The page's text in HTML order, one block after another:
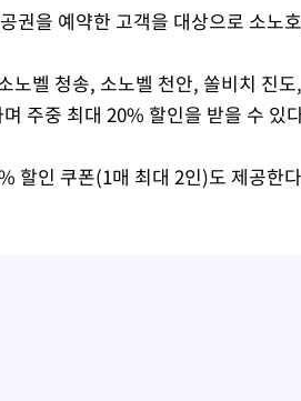
권을 예약한 고객을 대상으로 소노
노벨 청송, 소노벨 천안, 쏠비치 진
주중 최대 20% 할인을 받을 수 있
할인 쿠폰(1매 최대 2인)도 제공한